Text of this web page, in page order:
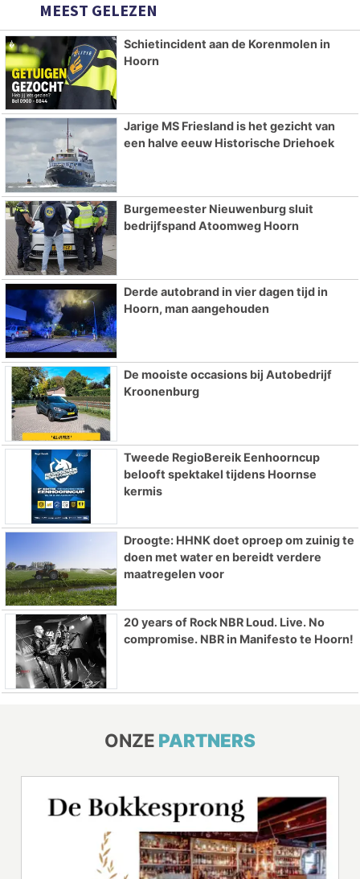
MEEST GELEZEN
Schietincident aan de Korenmolen in
Hoorn
Jarige MS Friesland is het gezicht van
een halve eeuw Historische Driehoek
Burgemeester Nieuwenburg sluit
bedrijfspand Atoomweg Hoorn
Derde autobrand in vier dagen tijd in
Hoorn, man aangehouden
De mooiste occasions bij Autobedrijf
Kroonenburg
Tweede RegioBereik Eenhoorncup
belooft spektakel tijdens Hoornse
kermis
Droogte: HHNK doet oproep om zuinig te
doen met water en bereidt verdere
maatregelen voor
20 years of Rock NBR Loud. Live. No
compromise. NBR in Manifesto te Hoorn!
ONZE PARTNERS